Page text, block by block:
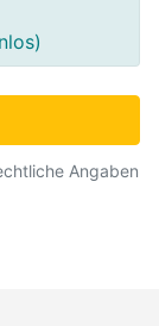
Angaben